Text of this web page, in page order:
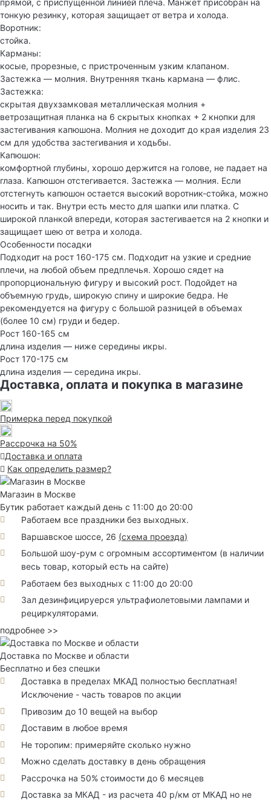
прямой, с приспущенной линией плеча. Манжет присобран на
тонкую резинку, которая защищает от ветра и холода.
Воротник:
стойка.
Карманы:
косые, прорезные, с пристроченным узким клапаном.
Застежка — молния. Внутренняя ткань кармана — флис.
Застежка:
скрытая двухзамковая металлическая молния +
ветрозащитная планка на 6 скрытых кнопках + 2 кнопки для
застегивания капюшона. Молния не доходит до края изделия 23
см для удобства застегивания и ходьбы.
Капюшон:
комфортной глубины, хорошо держится на голове, не падает на
глаза. Капюшон отстегивается. Застежка — молния. Если
отстегнуть капюшон остается высокий воротник-стойка, можно
носить и так. Внутри есть место для шапки или платка. С
широкой планкой впереди, которая застегивается на 2 кнопки и
защищает шею от ветра и холода.
Особенности посадки
Подходит на рост 160-175 см. Подходит на узкие и средние
плечи, на любой объем предплечья. Хорошо сядет на
пропорциональную фигуру и высокий рост. Подойдет на
объемную грудь, широкую спину и широкие бедра. Не
рекомендуется на фигуру с большой разницей в объемах
(более 10 см) груди и бедер.
Рост 160-165 см
длина изделия — ниже середины икры.
Рост 170-175 см
длина изделия — середина икры.
Доставка, оплата и покупка в магазине
Примерка перед покупкой
Рассрочка на 50%
Доставка и оплата
Как определить размер?
Магазин в Москве
Бутик работает каждый день с 11:00 до 20:00
Работаем все праздники без выходных.
Варшавское шоссе, 26 (схема проезда)
Большой шоу-рум с огромным ассортиментом (в наличии
весь товар, который есть на сайте)
Работаем без выходных с 11:00 до 20:00
Зал дезинфицируерся ультрафиолетовыми лампами и
рециркуляторами.
подробнее >>
Доставка по Москве и области
Бесплатно и без спешки
Доставка в пределах МКАД полностью бесплатная!
Исключение - часть товаров по акции
Привозим до 10 вещей на выбор
Доставим в любое время
Не торопим: примеряйте сколько нужно
Можно сделать доставку в день обращения
Рассрочка на 50% стоимости до 6 месяцев
Доставка за МКАД - из расчета 40 р/км от МКАД но не